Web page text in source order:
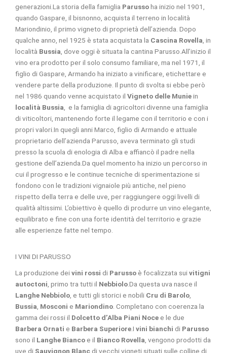
generazioni.La storia della famiglia Parussoha inizio nel 1901,
quando Gaspare, il bisnonno, acquista il terreno in località
Mariondinio, il primo vigneto di proprietà dell’azienda. Dopo
qualche anno, nel 1925 è stata acquistata la Cascina Rovella , in
località Bussia , dove oggi è situata la cantina Parusso.All’inizio il
vino era prodotto per il solo consumo familiare, ma nel 1971, il
figlio di Gaspare, Armando ha iniziato a vinificare, etichettare e
vendere parte della produzione. Il punto di svolta si ebbe però
nel 1986 quando venne acquistato il Vigneto delle Muniein
località Bussia , e la famiglia di agricoltori divenne una famiglia
di viticoltori, mantenendo forte il legame con il territorio e con i
propri valori.In quegli anni Marco, figlio di Armando e attuale
proprietario dell’azienda Parusso, aveva terminato gli studi
presso la scuola di enologia di Alba e affiancò il padre nella
gestione dell’azienda.Da quel momento ha inizio un percorso in
cui il progresso e le continue tecniche di sperimentazione si
fondono con le tradizioni vignaiole più antiche, nel pieno
rispetto della terra e delle uve, per raggiungere oggi livelli di
qualità altissimi. L’obiettivo è quello di produrre un vino elegante,
equilibrato e fine con una forte identità del territorio e grazie
alle esperienze fatte nel tempo.
I VINI DI PARUSSO
La produzione deivini rossi di Parussoè focalizzata suivitigni
autoctoni , primo tra tutti il Nebbiolo.Da questa uva nasce il
Langhe Nebbiolo , e tutti gli storici e nobili Cru di Barolo
Bussia Mosconi e Mariondino . Completano con coerenza la
gamma dei rossi il Dolcetto d’Alba Piani Nocee le due
Barbera Ornati e Barbera Superiore.I vini bianchi di Parusso
sono il Langhe Biancoe il Bianco Rovella , vengono prodotti da
uve di Sauvignon Blancdi vecchi vigneti situati sulle colline di